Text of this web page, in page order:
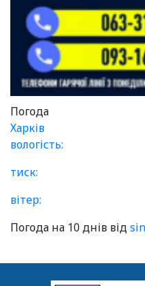
Погода
Харків
вологість:
тиск:
вітер:
Погода на 10 днів від